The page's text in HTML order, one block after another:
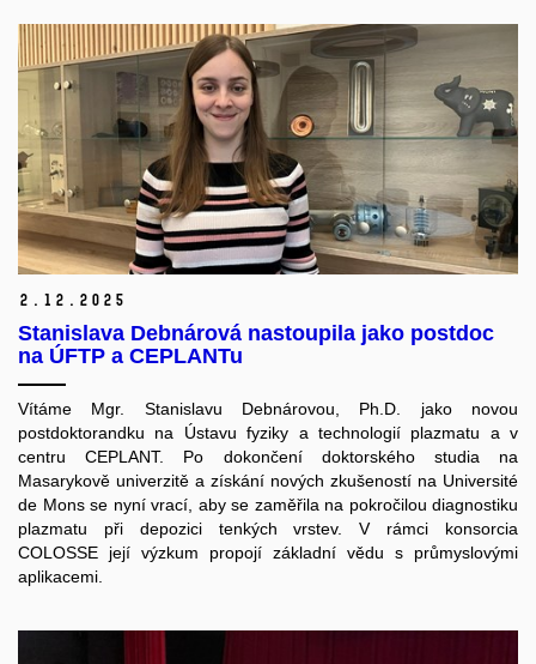
2. 12. 2025
Stanislava Debnárová nastoupila jako postdoc
na ÚFTP a CEPLANTu
Vítáme Mgr. Stanislavu Debnárovou, Ph.D. jako novou
postdoktorandku na Ústavu fyziky a technologií plazmatu a v
centru CEPLANT. Po dokončení doktorského studia na
Masarykově univerzitě a získání nových zkušeností na Université
de Mons se nyní vrací, aby se zaměřila na pokročilou diagnostiku
plazmatu při depozici tenkých vrstev. V rámci konsorcia
COLOSSE její výzkum propojí základní vědu s průmyslovými
aplikacemi.